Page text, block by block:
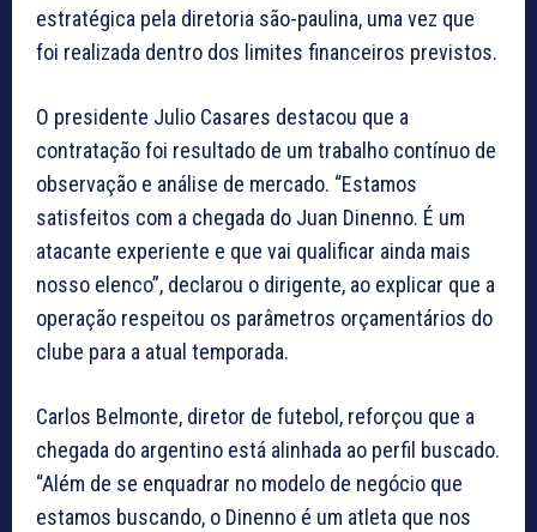
estratégica pela diretoria são-paulina, uma vez que
foi realizada dentro dos limites financeiros previstos.
O presidente Julio Casares destacou que a
contratação foi resultado de um trabalho contínuo de
observação e análise de mercado. “Estamos
satisfeitos com a chegada do Juan Dinenno. É um
atacante experiente e que vai qualificar ainda mais
nosso elenco”, declarou o dirigente, ao explicar que a
operação respeitou os parâmetros orçamentários do
clube para a atual temporada.
Carlos Belmonte, diretor de futebol, reforçou que a
chegada do argentino está alinhada ao perfil buscado.
“Além de se enquadrar no modelo de negócio que
estamos buscando, o Dinenno é um atleta que nos